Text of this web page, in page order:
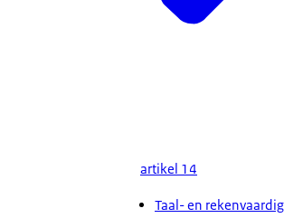
artikel 14
Taal- en